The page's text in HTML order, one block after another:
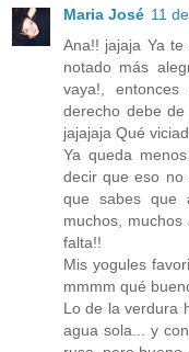
Maria José 11
Ana!! jajaja Ya
notado más
vaya!,
derecho debe
jajajaja Qué
Ya queda
decir que eso no
que sabes que
muchos,
falta!!
Mis yogules
mmmm qué
Lo de la verdura
agua sola... y